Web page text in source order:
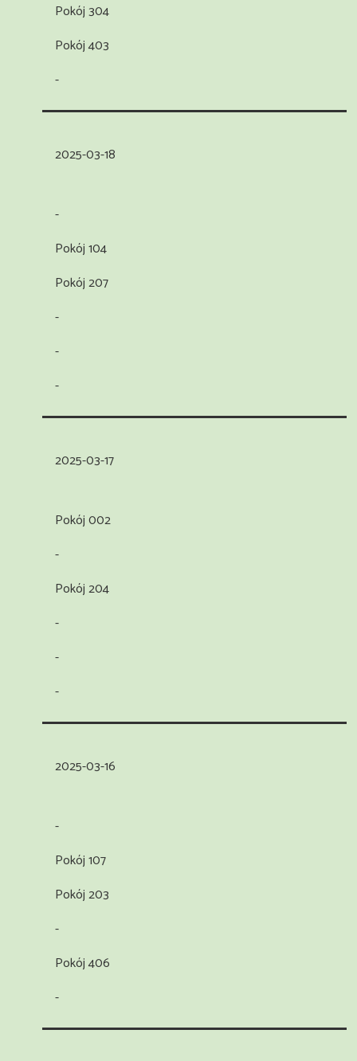
Pokój 304
Pokój 403
-
2025-03-18
-
Pokój 104
Pokój 207
-
-
-
2025-03-17
Pokój 002
-
Pokój 204
-
-
-
2025-03-16
-
Pokój 107
Pokój 203
-
Pokój 406
-